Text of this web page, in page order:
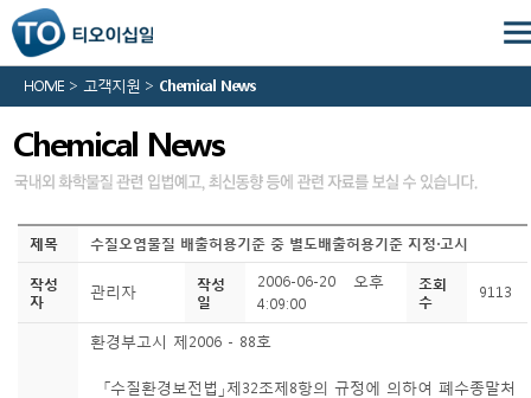
HOME > 고객지원 > Chemical News
Chemical News
제목 수질오염물질 배출허용기준 중 별도배출허용기준 지정·고시
작성
자
관리자
작성
일
2006-06-20 오후
4:09:00
조회
수
9113
환경부고시 제2006 - 88호
「수질환경보전법」제32조제8항의 규정에 의하여 폐수종말처